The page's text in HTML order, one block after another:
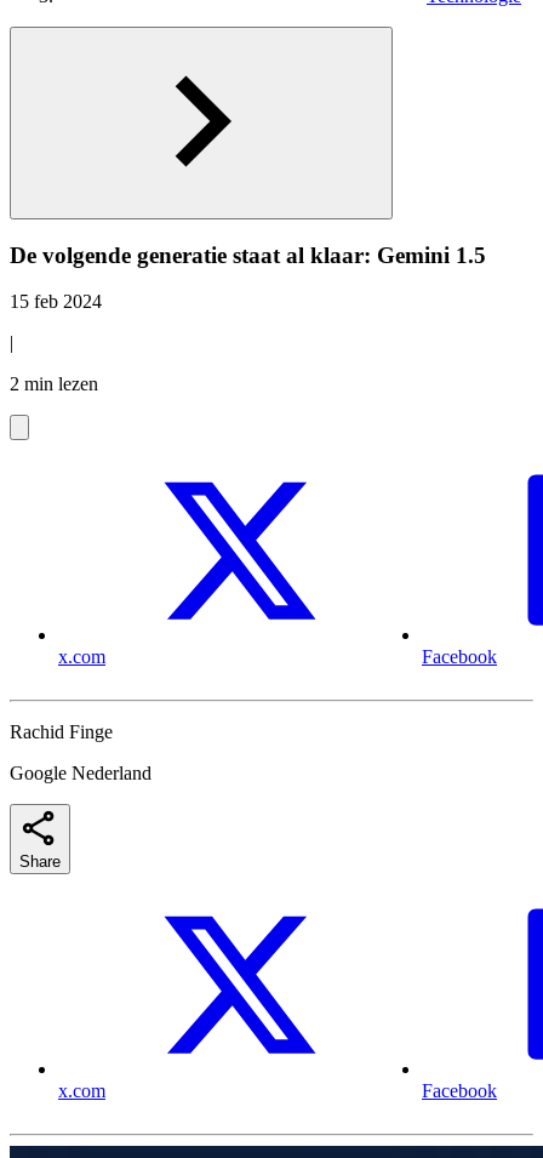
De volgende generatie staat al klaar: Gemini 1.5
15 feb 2024
|
2 min lezen
x.com Facebook
Rachid Finge
Google Nederland
Share
x.com Facebook